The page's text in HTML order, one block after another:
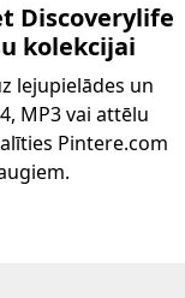
Discoverylife
kolekcijai
lejupielādes un
MP3 vai attēlu
Pintere.com